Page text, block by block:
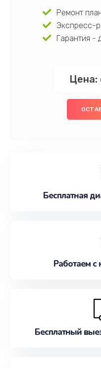
Ремонт
Экспресс-
Гарантия -
Цена:
Бесплатная
Работаем
Бесплатный